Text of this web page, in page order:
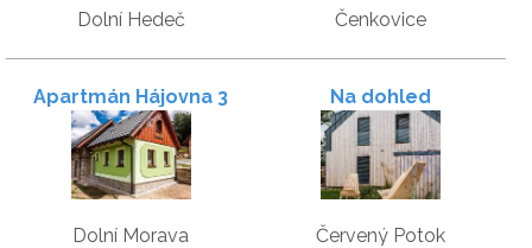
Dolní Hedeč Čenkovice
Apartmán Hájovna 3
Dolní Morava
Na dohled
Červený Potok